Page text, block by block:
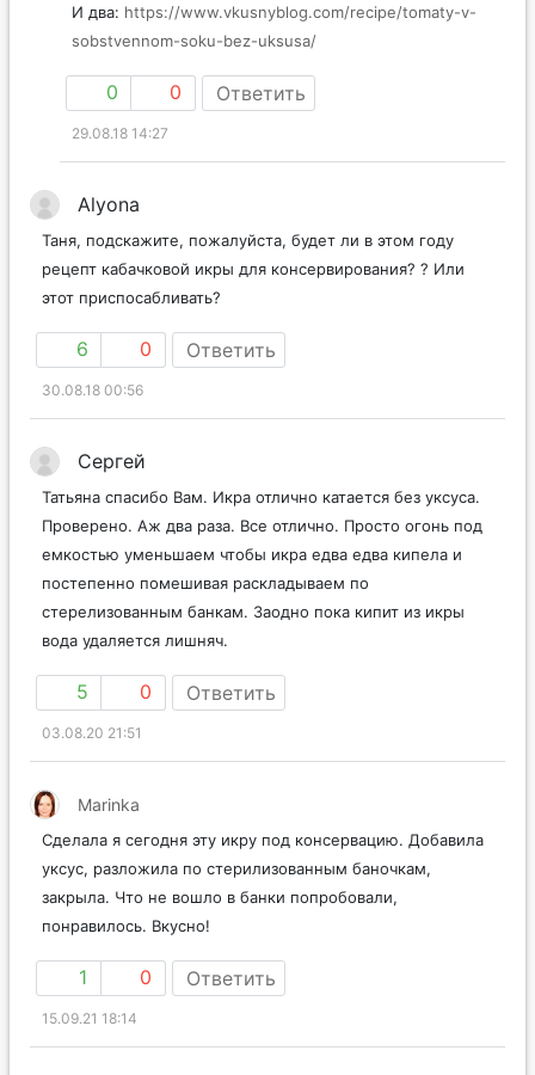
И два: https://www.vkusnyblog.com/recipe/tomaty-v-
sobstvennom-soku-bez-uksusa/
0 0 Ответить
29.08.18 14:27
Alyona
Таня, подскажите, пожалуйста, будет ли в этом году
рецепт кабачковой икры для консервирования? ? Или
этот приспосабливать?
6 0 Ответить
30.08.18 00:56
Сергей
Татьяна спасибо Вам. Икра отлично катается без уксуса.
Проверено. Аж два раза. Все отлично. Просто огонь под
емкостью уменьшаем чтобы икра едва едва кипела и
постепенно помешивая раскладываем по
стерелизованным банкам. Заодно пока кипит из икры
вода удаляется лишняч.
5 0 Ответить
03.08.20 21:51
Marinka
Сделала я сегодня эту икру под консервацию. Добавила
уксус, разложила по стерилизованным баночкам,
закрыла. Что не вошло в банки попробовали,
понравилось. Вкусно!
1 0 Ответить
15.09.21 18:14